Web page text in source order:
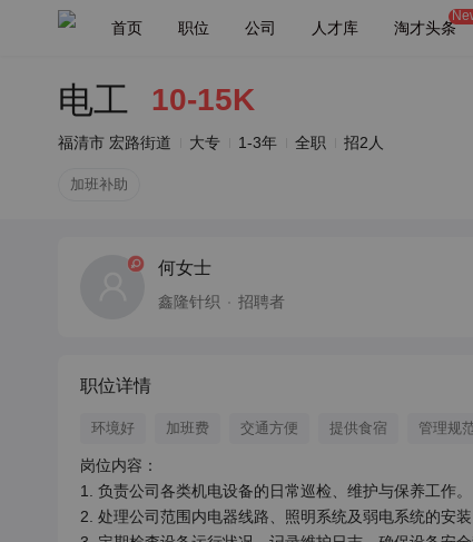
首页 职位 公司 人才库 淘才头条
电工 10-15K
福清市 宏路街道 大专 1-3年 全职 招2人
加班补助
何女士
鑫隆针织 招聘者
职位详情
环境好 加班费 交通方便 提供食宿 管理规
岗位内容：
1. 负责公司各类机电设备的日常巡检、维护与保养工作。
2. 处理公司范围内电器线路、照明系统及弱电系统的安装